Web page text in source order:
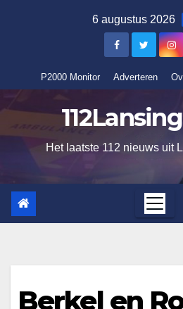
6 augustus 2026
P2000 Monitor Adverteren
Het laatste 112 nieuws uit
Berkel en